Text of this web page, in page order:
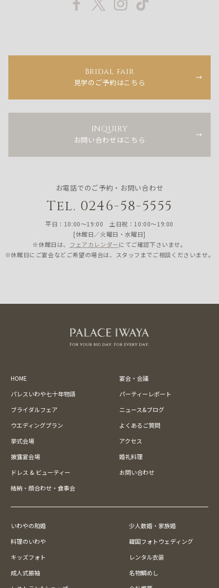
Bridal fair
見学のご予約はこちら
INQUIRY
お問い合わせはこちら
お電話でのご予約・お問い合わせ
Tel. 0246-58-5555
平日：10:00〜19:00 土日祝：10:00〜19:00
[休館日／火曜日・水曜日]
※休館日は、 フェアカレンダーにてご確認下さいませ。
※休館日にご宴会などご希望の場合は、スタッフまでご相談くださいませ。
HOME
宴会・会議
パレスいわや七十年物語
パーティーレポート
ブライダルフェア
ニュース&ブログ
ウエディングプラン
よくあるご質問
挙式会場
アクセス
披露宴会場
婚礼料理
ドレス & ビューティー
お問い合わせ
結納・顔合わせ・食事会
いわやの和婚
少人数婚・家族婚
料理のいわや
韓国フォトウェディング
キッズフォト
レンタル衣装
成人式振袖
名物鯛めし